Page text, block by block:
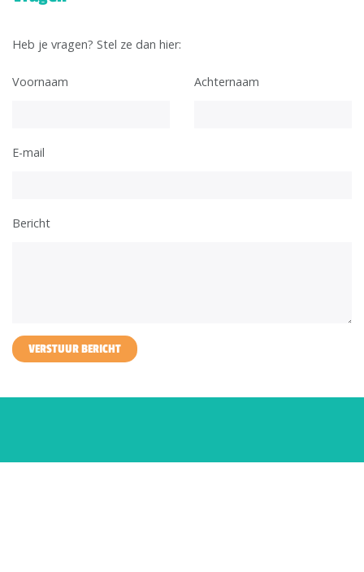
Heb je vragen? Stel ze dan hier:
Voornaam Achternaam
E-mail
Bericht
VERSTUUR BERICHT